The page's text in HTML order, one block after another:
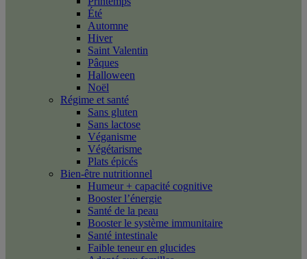
Été
Automne
Hiver
Saint Valentin
Pâques
Halloween
Noël
Régime et santé
Sans gluten
Sans lactose
Véganisme
Végétarisme
Plats épicés
Bien-être nutritionnel
Humeur + capacité cognitive
Booster l’énergie
Santé de la peau
Booster le système immunitaire
Santé intestinale
Faible teneur en glucides